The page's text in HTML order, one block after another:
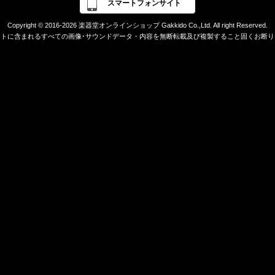
スマートフォンサイト
Copyright © 2016-2026 楽器堂オンラインショップ Gakkido Co.,Ltd. All right Reserved.
に含まれるすべての画像･サウンドデータ・内容を無断転載及び複製すること固くお断